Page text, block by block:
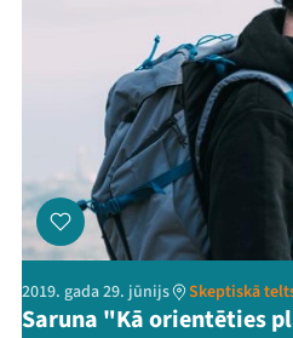
Mana
2019. gada 29. jūnijs Skeptiskā
Saruna "Kā orientēties